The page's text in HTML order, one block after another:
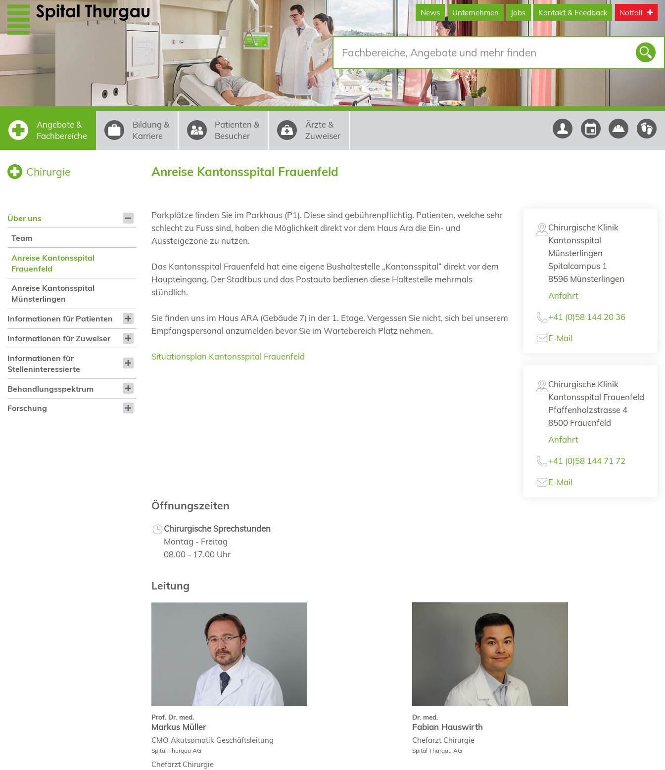
Direkt zum Inhalt
News Unternehmen Jobs Kontakt & Feedback Notfall
Angebote &
Fachbereiche
Bildung &
Karriere
Patienten &
Besucher
Ärzte &
Zuweiser
Chirurgie
Über uns
Team
Anreise Kantonsspital
Frauenfeld
Anreise Kantonsspital
Münsterlingen
Informationen für Patienten
Informationen für Zuweiser
Informationen für
Stelleninteressierte
Behandlungsspektrum
Forschung
Anreise Kantonsspital Frauenfeld
Parkplätze finden Sie im Parkhaus (P1). Diese sind gebührenpflichtig. Patienten, welche sehr
schlecht zu Fuss sind, haben die Möglichkeit direkt vor dem Haus Ara die Ein- und
Aussteigezone zu nutzen.
Das Kantonsspital Frauenfeld hat eine eigene Bushaltestelle „Kantonsspital“ direkt vor dem
Haupteingang. Der Stadtbus und das Postauto bedienen diese Haltestelle mehrmals
stündlich.
Sie finden uns im Haus ARA (Gebäude 7) in der 1. Etage. Vergessen Sie nicht, sich bei unserem
Empfangspersonal anzumelden bevor Sie im Wartebereich Platz nehmen.
Situationsplan Kantonsspital Frauenfeld
Chirurgische Klinik
Kantonsspital
Münsterlingen
Spitalcampus 1
8596 Münsterlingen
Anfahrt
+41 (0)58 144 20 36
E-Mail
Chirurgische Klinik
Kantonsspital Frauenfeld
Pfaffenholzstrasse 4
8500 Frauenfeld
Anfahrt
+41 (0)58 144 71 72
E-Mail
Öffnungszeiten
Chirurgische Sprechstunden
Montag - Freitag
08.00 - 17.00 Uhr
Leitung
Prof. Dr. med.
Markus Müller
CMO Akutsomatik Geschäftsleitung
Spital Thurgau AG
Chefarzt Chirurgie
Curriculum Vitae
Fachpublikationen
Dr. med.
Fabian Hauswirth
Chefarzt Chirurgie
Spital Thurgau AG
Fabian Hauswirth
Curriculum Vitae